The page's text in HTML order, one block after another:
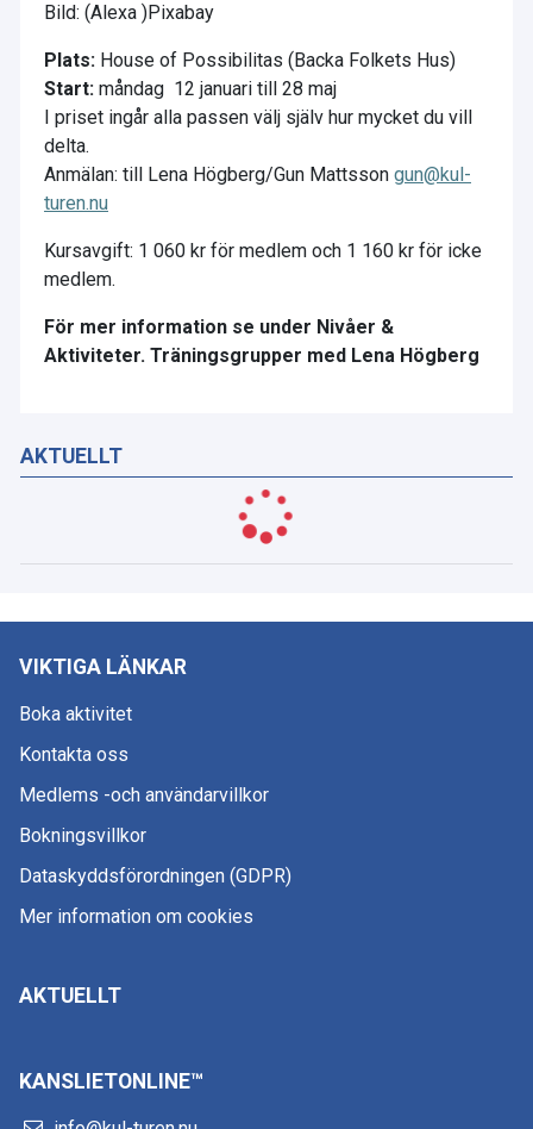
AKTUELLT
Bild: (Alexa )Pixabay
Plats: House of Possibilitas (Backa Folkets Hus)
Start: måndag 12 januari till 28 maj
I priset ingår alla passen välj själv hur mycket du vill
delta.
Anmälan: till Lena Högberg/Gun Mattsson gun@kul-
turen.nu
Kursavgift: 1 060 kr för medlem och 1 160 kr för icke
medlem.
För mer information se under Nivåer &
Aktiviteter. Träningsgrupper med Lena Högberg
VIKTIGA LÄNKAR
Boka aktivitet
Kontakta oss
Medlems -och användarvillkor
Bokningsvillkor
Dataskyddsförordningen (GDPR)
Mer information om cookies
AKTUELLT
KANSLIETONLINE™